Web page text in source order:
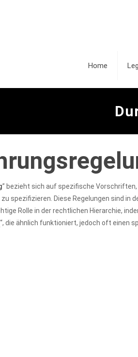
Home
” bezieht sich auf spezifische
spezifizieren. Diese Regelungen sind in
Rolle in der rechtlichen Hierarchie,
“, die ähnlich funktioniert, jedoch oft einen